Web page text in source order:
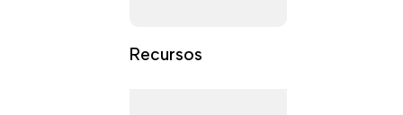
Recursos